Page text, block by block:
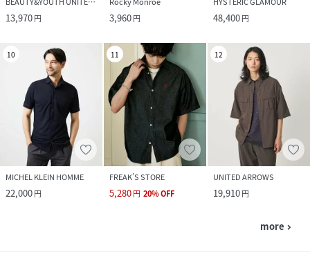
13,970円 3,960円 48,400円
10
MICHEL KLEIN HOMME
22,000円
11
FREAK’S STORE
5,280円 20%OFF
12
UNITED ARROWS
19,910円
more navigate_next